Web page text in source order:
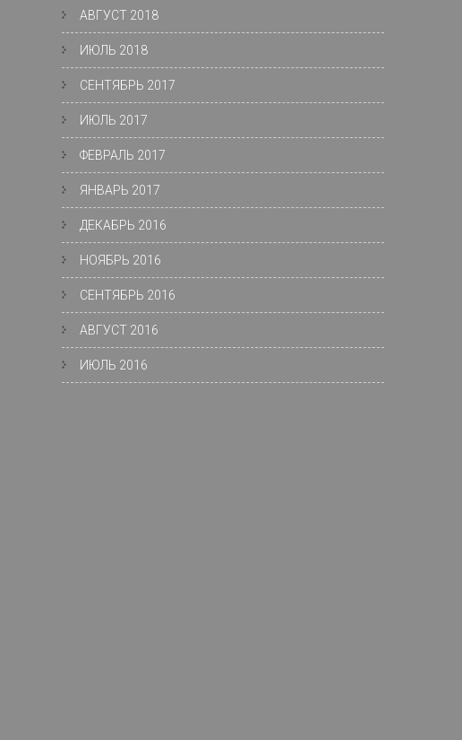
АВГУСТ 2018
ИЮЛЬ 2018
СЕНТЯБРЬ 2017
ИЮЛЬ 2017
ФЕВРАЛЬ 2017
ЯНВАРЬ 2017
ДЕКАБРЬ 2016
НОЯБРЬ 2016
СЕНТЯБРЬ 2016
АВГУСТ 2016
ИЮЛЬ 2016